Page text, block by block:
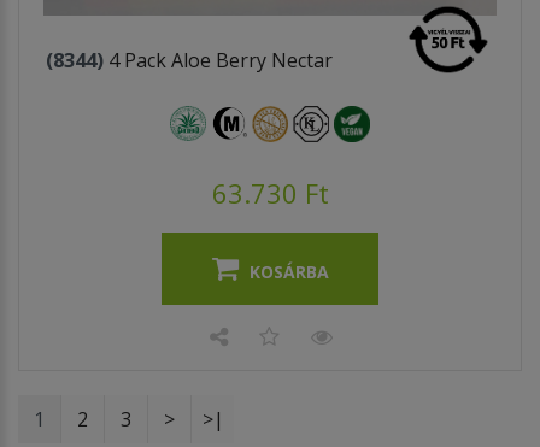
(8344) 4 Pack Aloe Berry Nectar
63.730 Ft
KOSÁRBA
1 2 3 > >|